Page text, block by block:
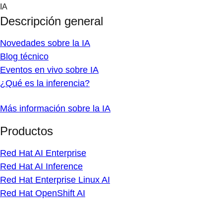
Skip
content
IA
Descripción general
Novedades sobre la IA
Blog técnico
Eventos en vivo sobre IA
¿Qué es la inferencia?
Más información sobre la IA
Productos
Red Hat AI Enterprise
Red Hat AI Inference
Red Hat Enterprise Linux AI
Red Hat OpenShift AI